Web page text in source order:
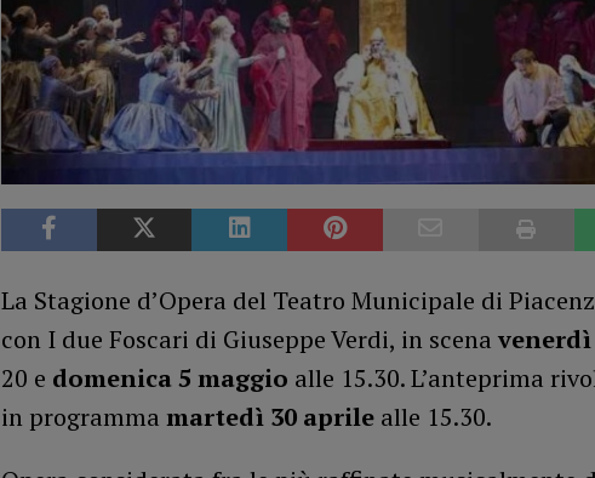
La Stagione d’Opera del Teatro Municipale di
con I due Foscari di Giuseppe Verdi, in scena venerdì
20 e domenica 5 maggio alle 15.30. L’anteprima
in programma martedì 30 aprile alle 15.30.